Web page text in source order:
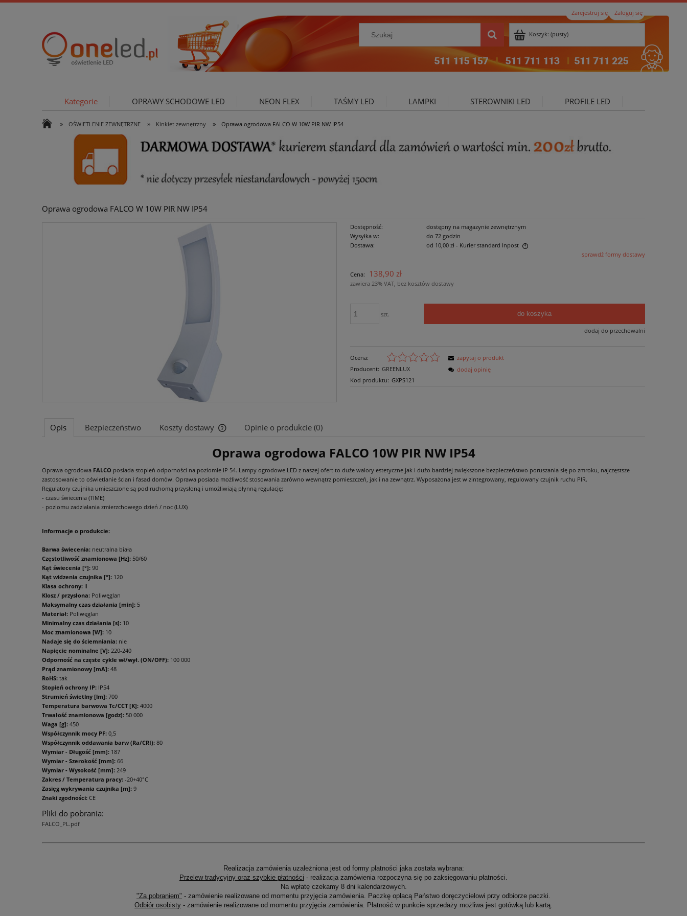
Zarejestruj się Zaloguj się
Koszyk: (pusty)
Kategorie OPRAWY SCHODOWE LED NEON FLEX TAŚMY LED LAMPKI STEROWNIKI LED PROFILE LED
OŚWIETLENIE ZEWNĘTRZNE
» OŚWIETLENIE ZEWNĘTRZNE » Kinkiet zewnętrzny » Oprawa ogrodowa FALCO W 10W PIR NW IP54
Oprawa ogrodowa FALCO W 10W PIR NW IP54
Dostępność:
dostępny na magazynie zewnętrznym
Wysyłka w:
do 72 godzin
Dostawa:
od 10,00 zł - Kurier standard Inpost
płatności
sprawdź formy dostawy
Cena: 138,90 zł
zawiera 23% VAT, bez kosztów dostawy
szt. do koszyka
dodaj do przechowalni
Ocena:
Producent: GREENLUX
Kod produktu: GXPS121
zapytaj o produkt
dodaj opinię
Opis Bezpieczeństwo Koszty dostawy
Cena nie zawiera ewentualnych kosztów
Opinie o produkcie (0)
Oprawa ogrodowa FALCO 10W PIR NW IP54
Oprawa ogrodowa FALCO posiada stopień odporności na poziomie IP 54. Lampy ogrodowe LED z naszej ofert to duże walory estetyczne jak i dużo bardziej zwiększone bezpieczeństwo poruszania się po zmroku, najczęstsze
zastosowanie to oświetlanie ścian i fasad domów. Oprawa posiada możliwość stosowania zarówno wewnątrz pomieszczeń, jak i na zewnątrz. Wyposażona jest w zintegrowany, regulowany czujnik ruchu PIR.
Regulatory czujnika umieszczone są pod ruchomą przysłoną i umożliwiają płynną regulację:
- czasu świecenia (TIME)
- poziomu zadziałania zmierzchowego dzień / noc (LUX)
Informacje o produkcie:
Barwa świecenia: neutralna biała
Częstotliwość znamionowa [Hz]: 50/60
Kąt świecenia [°]: 90
Kąt widzenia czujnika [°]: 120
Klasa ochrony: II
Klosz / przysłona: Poliwęglan
Maksymalny czas działania [min]: 5
Materiał: Poliwęglan
Minimalny czas działania [s]: 10
Moc znamionowa [W]: 10
Nadaje się do ściemniania: nie
Napięcie nominalne [V]: 220-240
Odporność na częste cykle wł/wył. (ON/OFF): 100 000
Prąd znamionowy [mA]: 48
RoHS: tak
Stopień ochrony IP: IP54
Strumień świetlny [lm]: 700
Temperatura barwowa Tc/CCT [K]: 4000
Trwałość znamionowa [godz]: 50 000
Waga [g]: 450
Współczynnik mocy PF: 0,5
Współczynnik oddawania barw (Ra/CRI): 80
Wymiar - Długość [mm]: 187
Wymiar - Szerokość [mm]: 66
Wymiar - Wysokość [mm]: 249
Zakres / Temperatura pracy: -20+40°C
Zasięg wykrywania czujnika [m]: 9
Znaki zgodności: CE
Pliki do pobrania:
FALCO_PL.pdf
Realizacja zamówienia uzależniona jest od formy płatności jaka została wybrana:
Przelew tradycyjny oraz szybkie płatności - realizacja zamówienia rozpoczyna się po zaksięgowaniu płatności.
Na wpłatę czekamy 8 dni kalendarzowych.
"Za pobraniem" - zamówienie realizowane od momentu przyjęcia zamówienia. Paczkę opłacą Państwo doręczycielowi przy odbiorze paczki.
Odbiór osobisty - zamówienie realizowane od momentu przyjęcia zamówienia. Płatność w punkcie sprzedaży możliwa jest gotówką lub kartą.